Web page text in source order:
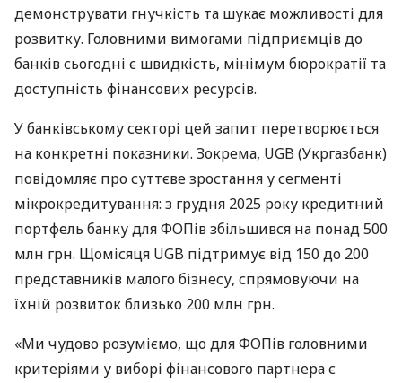
демонструвати гнучкість та шукає можливості для
розвитку. Головними вимогами підприємців до
банків сьогодні є швидкість, мінімум бюрократії та
доступність фінансових ресурсів.
У банківському секторі цей запит перетворюється
на конкретні показники. Зокрема, UGB (Укргазбанк)
повідомляє про суттєве зростання у сегменті
мікрокредитування: з грудня 2025 року кредитний
портфель банку для ФОПів збільшився на понад 500
млн грн. Щомісяця UGB підтримує від 150 до 200
представників малого бізнесу, спрямовуючи на
їхній розвиток близько 200 млн грн.
«Ми чудово розуміємо, що для ФОПів головними
критеріями у виборі фінансового партнера є